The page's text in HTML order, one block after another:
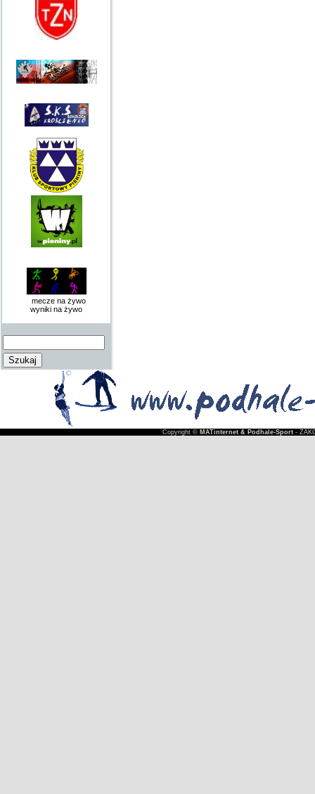
mecze na żywo
wyniki na żywo
Copyright © MATinternet & Podhale-Sport-